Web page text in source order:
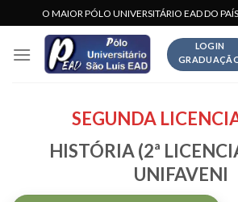
to
content
O MAIOR PÓLO UNIVERSITÁRIO EAD DO
LOGIN
SEGUNDA
HISTÓRIA (2ª
UNIFAVENI